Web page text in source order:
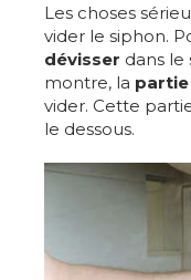
Les choses
vider le siphon.
dévisser dans le
montre, la partie
vider. Cette
le dessous.